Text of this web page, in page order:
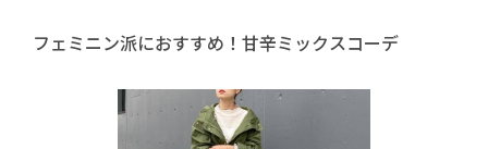
フェミニン派におすすめ！甘辛ミックスコーデ